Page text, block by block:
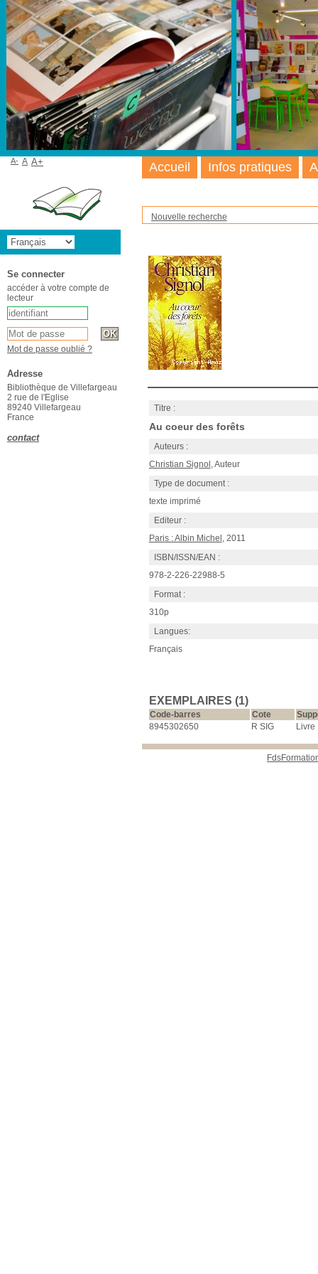
Nouvelle recherche
Titre :
Au coeur des forêts
Auteurs :
Christian Signol , Auteur
Type de document :
texte imprimé
Editeur :
Paris : Albin Michel , 2011
ISBN/ISSN/EAN :
978-2-226-22988-5
Format :
310p
Langues:
Français
EXEMPLAIRES (1)
Code-barres Cote
8945302650
R SIG Livre
Accueil Infos pratiques
A- A A+
Se connecter
accéder à votre compte de
lecteur
Mot de passe oublié ?
Adresse
Bibliothèque de Villefargeau
2 rue de l'Eglise
89240 Villefargeau
France
contact